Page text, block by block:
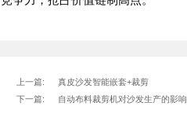
上一篇:
真皮沙发智能嵌套+裁剪
下一篇:
自动布料裁剪机对沙发生产的影响